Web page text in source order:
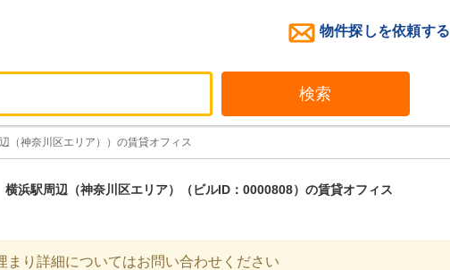
物件探しを依頼する
検索
（神奈川区エリア））の賃貸オフィス
横浜駅周辺（神奈川区エリア）（ビルID：0000808）の賃貸オフィス
り詳細についてはお問い合わせください